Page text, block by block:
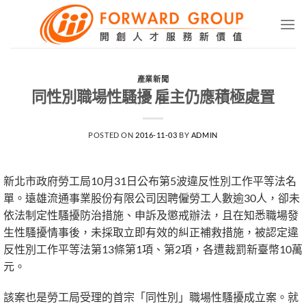
產業新聞
同性別職場性騷擾 雇主仍應積極處置
POSTED ON 2016-11-03 BY ADMIN
新北市政府勞工局10月31日公布第5波違反性別工作平等法名
單。遠雄流通事業股份有限公司因聘僱勞工人數逾30人，卻未
依法制定性騷擾防治措施、申訴及懲戒辦法，且在知悉職場發
生性騷擾情事後，未採取立即有效的糾正補救措施，被認定違
反性別工作平等法第13條第1項、第2項，各遭裁罰新臺幣10萬
元。
該案也是勞工局受理的首宗「同性別」職場性騷擾成立案。就